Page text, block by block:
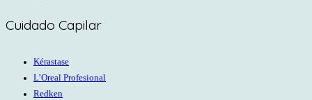
Cuidado Capilar
Kérastase
L’Oreal Profesional
Redken